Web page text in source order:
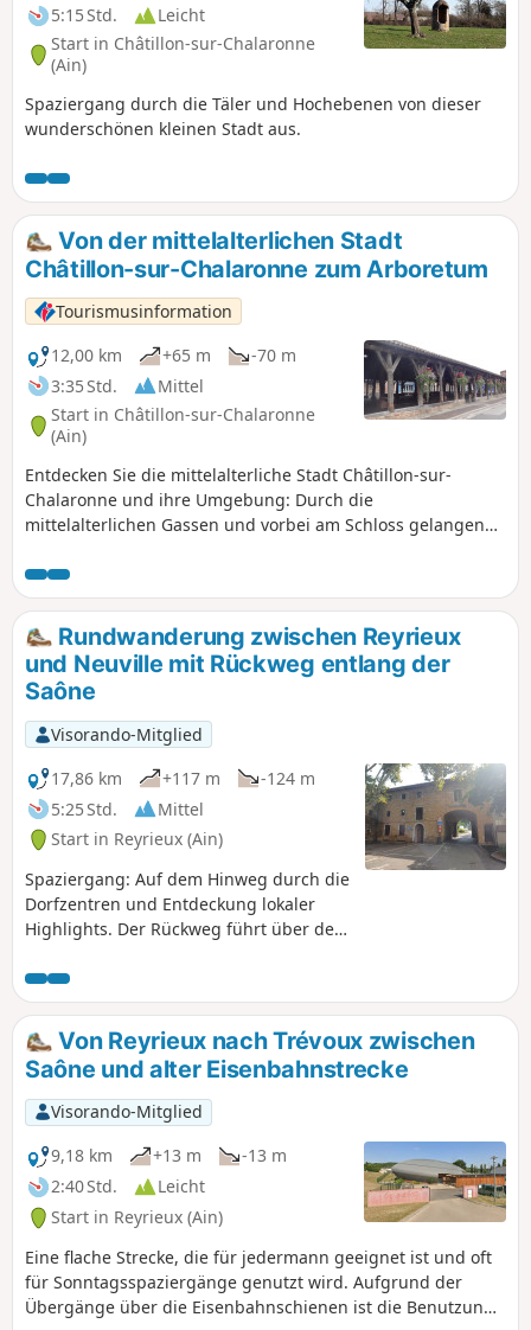
5:15 Std.
Leicht
Start in Châtillon-sur-Chalaronne
(Ain)
Spaziergang durch die Täler und Hochebenen von dieser
wunderschönen kleinen Stadt aus.
Von der mittelalterlichen Stadt
Châtillon-sur-Chalaronne zum Arboretum
Tourismusinformation
12,00 km
+65 m
-70 m
3:35 Std.
Mittel
Start in Châtillon-sur-Chalaronne
(Ain)
Entdecken Sie die mittelalterliche Stadt Châtillon-sur-
Chalaronne und ihre Umgebung: Durch die
mittelalterlichen Gassen und vorbei am Schloss gelangen
des Relevant durchqueren und schließlich einen
Spaziergang durch das Arboretum machen.
Rundwanderung zwischen Reyrieux
und Neuville mit Rückweg entlang der
Saône
Visorando-Mitglied
17,86 km
+117 m
-124 m
5:25 Std.
Mittel
Start in Reyrieux (Ain)
Spaziergang: Auf dem Hinweg durch die
Dorfzentren und Entdeckung lokaler
Highlights. Der Rückweg führt über den
Von Reyrieux nach Trévoux zwischen
Saône und alter Eisenbahnstrecke
Visorando-Mitglied
9,18 km
+13 m
-13 m
2:40 Std.
Leicht
Start in Reyrieux (Ain)
Eine flache Strecke, die für jedermann geeignet ist und oft
für Sonntagsspaziergänge genutzt wird. Aufgrund der
Übergänge über die Eisenbahnschienen ist die Benutzung